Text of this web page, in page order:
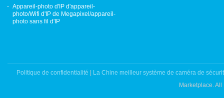
Appareil-photo d'IP d'appareil-
photo/Wifi d'IP de Megapixel/appareil-
photo sans fil d'IP
Politique de confidentialité
La Chine meilleur système de caméra de
Marketplace.